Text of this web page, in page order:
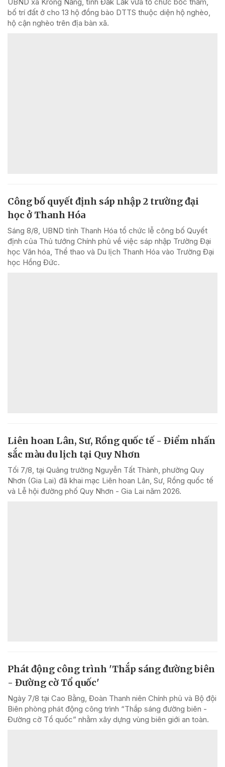
UBND xã Krông Năng, tỉnh Đắk Lắk vừa tổ chức bốc thăm,
bố trí đất ở cho 13 hộ đồng bào DTTS thuộc diện hộ nghèo,
hộ cận nghèo trên địa bàn xã.
Công bố quyết định sáp nhập 2 trường đại
học ở Thanh Hóa
Sáng 8/8, UBND tỉnh Thanh Hóa tổ chức lễ công bố Quyết
định của Thủ tướng Chính phủ về việc sáp nhập Trường Đại
học Văn hóa, Thể thao và Du lịch Thanh Hóa vào Trường Đại
học Hồng Đức.
Liên hoan Lân, Sư, Rồng quốc tế - Điểm nhấn
sắc màu du lịch tại Quy Nhơn
Tối 7/8, tại Quảng trường Nguyễn Tất Thành, phường Quy
Nhơn (Gia Lai) đã khai mạc Liên hoan Lân, Sư, Rồng quốc tế
và Lễ hội đường phố Quy Nhơn - Gia Lai năm 2026.
Phát động công trình 'Thắp sáng đường biên
- Đường cờ Tổ quốc'
Ngày 7/8 tại Cao Bằng, Đoàn Thanh niên Chính phủ và Bộ đội
Biên phòng phát động công trình “Thắp sáng đường biên -
Đường cờ Tổ quốc” nhằm xây dựng vùng biên giới an toàn.